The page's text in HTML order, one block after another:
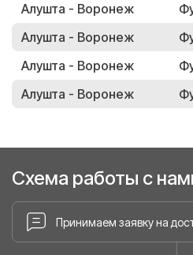
Алушта - Воронеж
Алушта - Воронеж
Алушта - Воронеж
Алушта - Воронеж
Схема работы с
Принимаем заявку на